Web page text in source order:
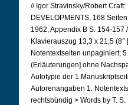
// Igor Stravinsky/Robert Craft:
DEVELOPMENTS, 168
1962, Appendix B S. 154-157
Klavierauszug 13,3 x 21,5
Notentextseiten unpaginiert;
(Erläuterungen] ohne
Autotypie der
Autorenangaben 1.
rechtsbündig > Words by T.